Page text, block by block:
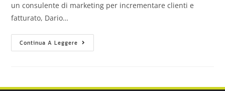
un consulente di marketing per incrementare clienti e
fatturato, Dario…
Continua A Leggere